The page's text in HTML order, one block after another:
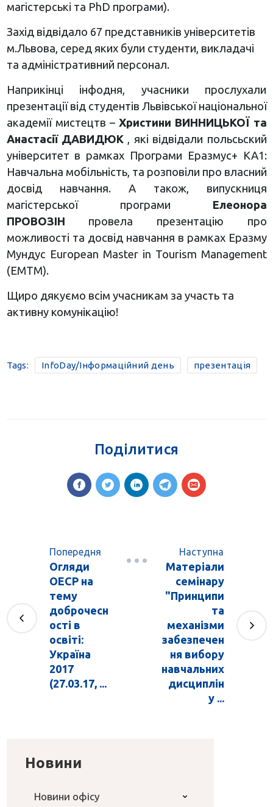
магістерські та PhD програми).
Захід відвідало 67 представників університетів
м.Львова, серед яких були студенти, викладачі
та адміністративний персонал.
Наприкінці інфодня, учасники прослухали
презентації від студентів Львівської національної
академії мистецтв – Христини ВИННИЦЬКОЇ та
Анастасії ДАВИДЮК , які відвідали польсьский
університет в рамках Програми Еразмус+ КА1:
Навчальна мобільність, та розповіли про власний
досвід навчання. А також, випускниця
магістерської програми Елеонора
ПРОВОЗІН провела презентацію про
можливості та досвід навчання в рамкахЕразму
Мундус European Master in Tourism Management
(EMTM).
Щиро дякуємо всім учасникам за участь та
активну комунікацію!
Tags: InfoDay/Інформаційний день презентація
Поділитися
Попередня
Огляди
ОЕСР на
тему
доброчесн
ості в
освіті:
Україна
2017
(27.03.17, ...
Наступна
Матеріали
семінару
"Принципи
та
механізми
забезпечен
ня вибору
навчальних
дисциплін
у ...
Новини
Новини офісу